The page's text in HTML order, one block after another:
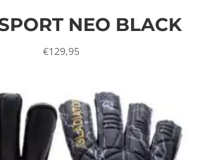
NEO BLACK
€129,95